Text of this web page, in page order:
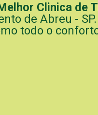
Clinica de
de Abreu -
todo o